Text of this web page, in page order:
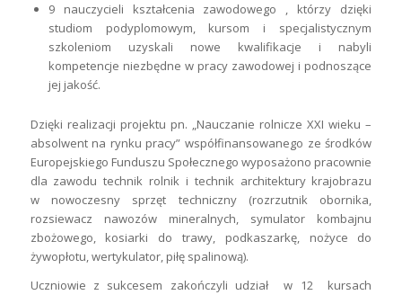
9 nauczycieli kształcenia zawodowego , którzy dzięki
studiom podyplomowym, kursom i specjalistycznym
szkoleniom uzyskali nowe kwalifikacje i nabyli
kompetencje niezbędne w pracy zawodowej i podnoszące
jej jakość.
Dzięki realizacji projektu pn. „Nauczanie rolnicze XXI wieku –
absolwent na rynku pracy” współfinansowanego ze środków
Europejskiego Funduszu Społecznego wyposażono pracownie
dla zawodu technik rolnik i technik architektury krajobrazu
w nowoczesny sprzęt techniczny (rozrzutnik obornika,
rozsiewacz nawozów mineralnych, symulator kombajnu
zbożowego, kosiarki do trawy, podkaszarkę, nożyce do
żywopłotu, wertykulator, piłę spalinową).
Uczniowie z sukcesem zakończyli udział w 12 kursach